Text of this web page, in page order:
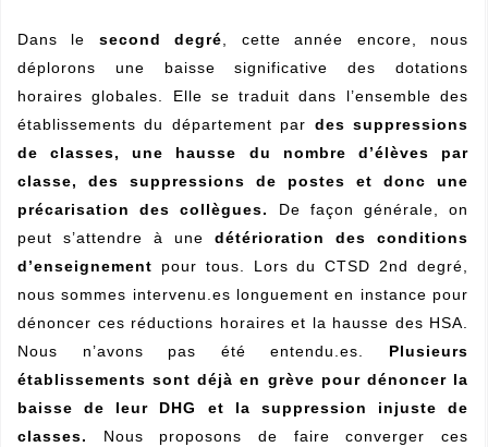
Dans le second degré , cette année encore, nous
déplorons une baisse significative des dotations
horaires globales. Elle se traduit dans l’ensemble des
établissements du département par des suppressions
de classes, une hausse du nombre d’élèves par
classe, des suppressions de postes et donc une
précarisation des collègues.
De façon générale
on
peut s’attendre à une détérioration des conditions
d’enseignement pour tous. Lors du CTSD 2nd degré,
nous sommes intervenu.es longuement en instance pour
dénoncer ces réductions horaires et la hausse des HSA.
Nous n’avons pas été entendu.es. Plusieurs
établissements sont déjà en grève pour dénoncer la
baisse de leur DHG et la suppression injuste de
classes. Nous proposons de faire converger ces